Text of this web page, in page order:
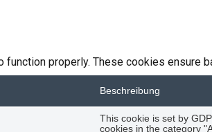
properly. These cookies ensure
Beschreibung
This cookie is set by
cookies in the category